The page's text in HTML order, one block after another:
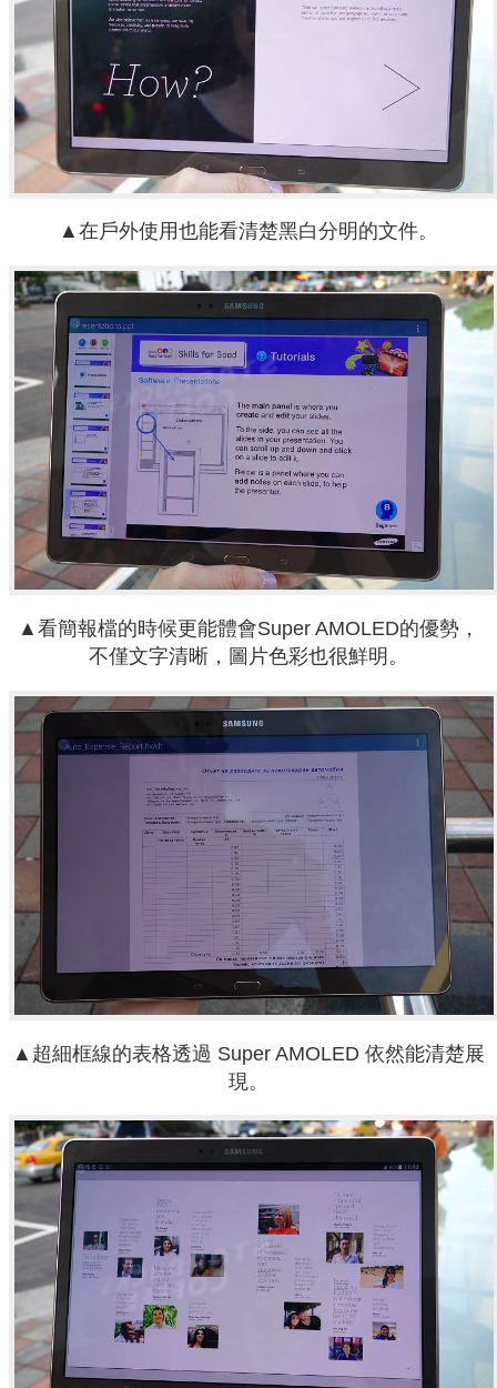
▲在戶外使用也能看清楚黑白分明的文件。
▲看簡報檔的時候更能體會Super AMOLED的優勢，
不僅文字清晰，圖片色彩也很鮮明。
▲超細框線的表格透過 Super AMOLED 依然能清楚展
現。